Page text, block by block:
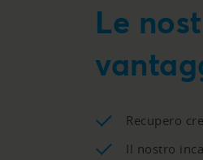
Le
Recupero
Il nostro